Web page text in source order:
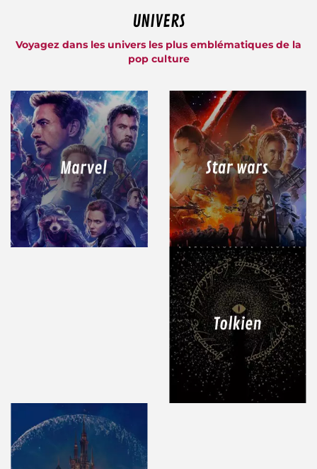
UNIVERS
Voyagez dans les univers les plus emblématiques de la
pop culture